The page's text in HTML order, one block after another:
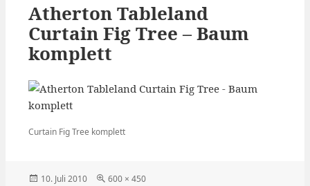
Atherton Tableland
Curtain Fig Tree – Baum
komplett
Curtain Fig Tree komplett
Veröffentlicht
10. Juli 2010
Volle
600 × 450